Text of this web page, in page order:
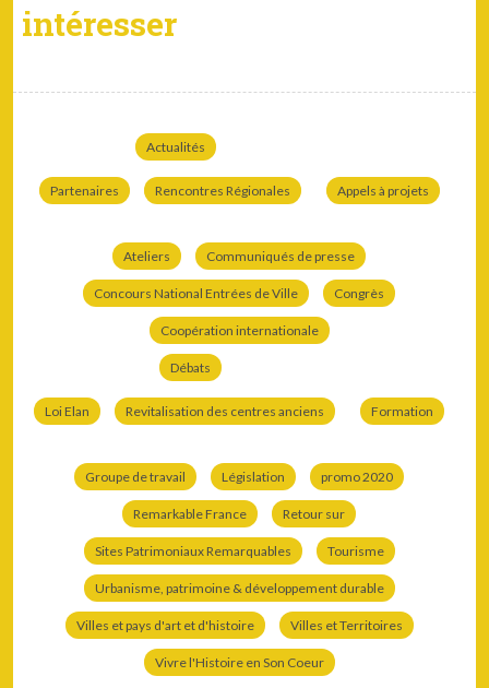
intéresser
Actualités
Partenaires Rencontres Régionales Appels à projets
Ateliers Communiqués de presse
Concours National Entrées de Ville Congrès
Coopération internationale
Débats
Loi Elan Revitalisation des centres anciens Formation
Groupe de travail Législation promo 2020
Remarkable France Retour sur
Sites Patrimoniaux Remarquables Tourisme
Urbanisme, patrimoine & développement durable
Villes et pays d'art et d'histoire Villes et Territoires
Vivre l'Histoire en Son Coeur